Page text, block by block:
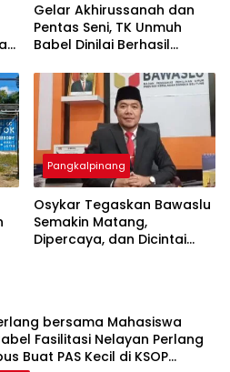
‎Gelar Akhirussanah dan
Pentas Seni, TK Unmuh
Babel Dinilai Berhasil
Pangkalpinang
Osykar Tegaskan Bawaslu
Semakin Matang,
Dipercaya, dan Dicintai
bersama Mahasiswa
Fasilitasi Nelayan Perlang
Buat PAS Kecil di KSOP